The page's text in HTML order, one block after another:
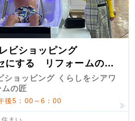
ビショッピング
にする リフォームの
ショッピング くらしをシアワ
の匠
後5：00～6：00